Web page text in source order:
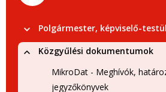
Polgármester, képviselő-
Közgyűlési dokumentumok
MikroDat - Meghívók,
jegyzőkönyvek